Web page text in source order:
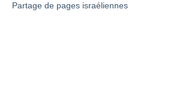
Partage de pages israéliennes